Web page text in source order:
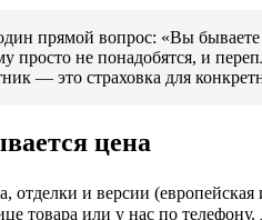
прямой вопрос: «Вы
не понадобятся, и
— это страховка для
цена
отделки и версии
товара или у нас по